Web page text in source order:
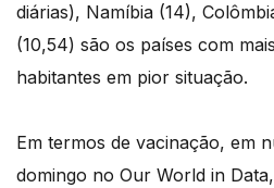
diárias), Namíbia (14),
(10,54) são os países com
habitantes em pior situação.
Em termos de vacinação, em
domingo no Our World in